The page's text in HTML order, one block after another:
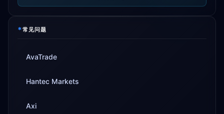
*常见问题
AvaTrade
Hantec Markets
Axi